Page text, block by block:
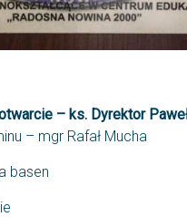
– ks. Dyrektor
– mgr Rafał Mucha
basen